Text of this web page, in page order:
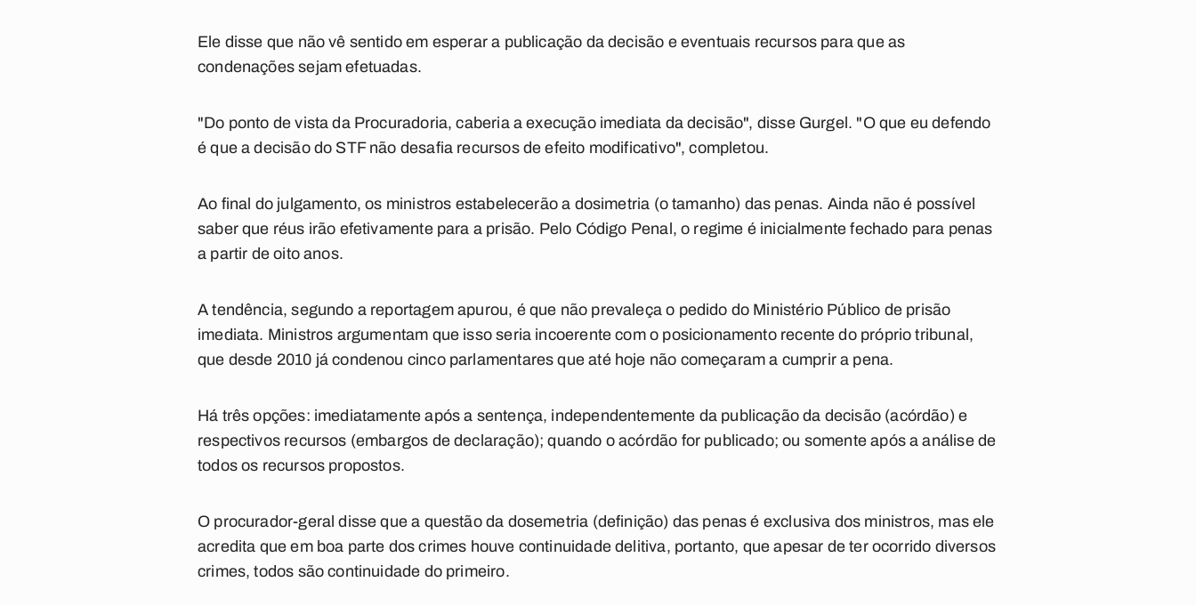
Ele disse que não vê sentido em esperar a publicação da decisão e eventuais recursos para que as
condenações sejam efetuadas.
"Do ponto de vista da Procuradoria, caberia a execução imediata da decisão", disse Gurgel. "O que eu defendo
é que a decisão do STF não desafia recursos de efeito modificativo", completou.
Ao final do julgamento, os ministros estabelecerão a dosimetria (o tamanho) das penas. Ainda não é possível
saber que réus irão efetivamente para a prisão. Pelo Código Penal, o regime é inicialmente fechado para penas
a partir de oito anos.
A tendência, segundo a reportagem apurou, é que não prevaleça o pedido do Ministério Público de prisão
imediata. Ministros argumentam que isso seria incoerente com o posicionamento recente do próprio tribunal,
que desde 2010 já condenou cinco parlamentares que até hoje não começaram a cumprir a pena.
Há três opções: imediatamente após a sentença, independentemente da publicação da decisão (acórdão) e
respectivos recursos (embargos de declaração); quando o acórdão for publicado; ou somente após a análise de
todos os recursos propostos.
O procurador-geral disse que a questão da dosemetria (definição) das penas é exclusiva dos ministros, mas ele
acredita que em boa parte dos crimes houve continuidade delitiva, portanto, que apesar de ter ocorrido diversos
crimes, todos são continuidade do primeiro.